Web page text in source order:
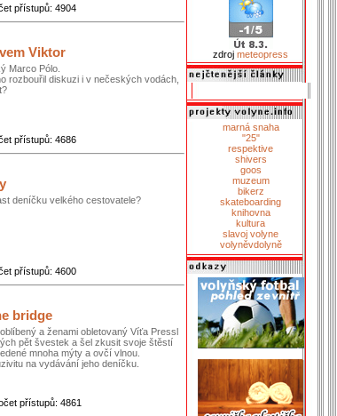
přístupů: 4904
Viktor
Marco Pólo.
rozbouřil diskuzi i v nečeských vodách,
přístupů: 4686
deníčku velkého cestovatele?
přístupů: 4600
bridge
a ženami obletovaný Víťa Pressl
pět švestek a šel zkusit svoje štěstí
mnoha mýty a ovčí vlnou.
na vydávání jeho deníčku.
přístupů: 4861
zdroj meteopress
marná snaha
"25"
respektive
shivers
goos
muzeum
bikerz
skateboarding
knihovna
kultura
slavoj volyne
volyněvdolyně